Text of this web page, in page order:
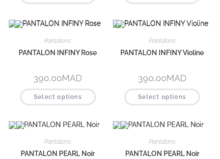
Pantalons
PANTALON INFINY Rose
390,00MAD
Select options
Pantalons
PANTALON INFINY Violine
390,00MAD
Select options
Pantalons
PANTALON PEARL Noir
Pantalons
PANTALON PEARL Noir